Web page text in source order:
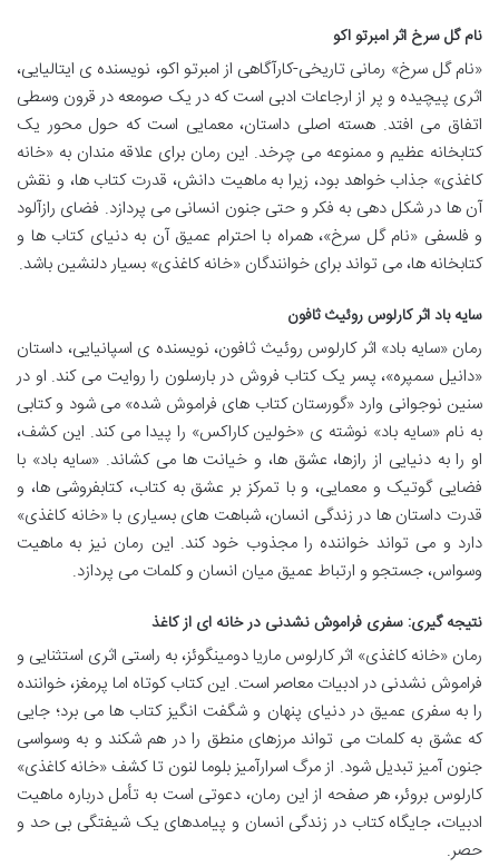
نام گل سرخ اثر امبرتو اکو
«نام گل سرخ» رمانی تاریخی-کارآگاهی از امبرتو اکو، نویسنده ی ایتالیایی،
اثری پیچیده و پر از ارجاعات ادبی است که در یک صومعه در قرون وسطی
اتفاق می افتد. هسته اصلی داستان، معمایی است که حول محور یک
کتابخانه عظیم و ممنوعه می چرخد. این رمان برای علاقه مندان به «خانه
کاغذی» جذاب خواهد بود، زیرا به ماهیت دانش، قدرت کتاب ها، و نقش
آن ها در شکل دهی به فکر و حتی جنون انسانی می پردازد. فضای رازآلود
و فلسفی «نام گل سرخ»، همراه با احترام عمیق آن به دنیای کتاب ها و
کتابخانه ها، می تواند برای خوانندگان «خانه کاغذی» بسیار دلنشین باشد.
سایه باد اثر کارلوس روئیث ثافون
رمان «سایه باد» اثر کارلوس روئیث ثافون، نویسنده ی اسپانیایی، داستان
«دانیل سمپره»، پسر یک کتاب فروش در بارسلون را روایت می کند. او در
سنین نوجوانی وارد «گورستان کتاب های فراموش شده» می شود و کتابی
به نام «سایه باد» نوشته ی «خولین کاراکس» را پیدا می کند. این کشف،
او را به دنیایی از رازها، عشق ها، و خیانت ها می کشاند. «سایه باد» با
فضایی گوتیک و معمایی، و با تمرکز بر عشق به کتاب، کتابفروشی ها، و
قدرت داستان ها در زندگی انسان، شباهت های بسیاری با «خانه کاغذی»
دارد و می تواند خواننده را مجذوب خود کند. این رمان نیز به ماهیت
وسواس، جستجو و ارتباط عمیق میان انسان و کلمات می پردازد.
نتیجه گیری: سفری فراموش نشدنی در خانه ای از کاغذ
رمان «خانه کاغذی» اثر کارلوس ماریا دومینگوئز، به راستی اثری استثنایی و
فراموش نشدنی در ادبیات معاصر است. این کتاب کوتاه اما پرمغز، خواننده
را به سفری عمیق در دنیای پنهان و شگفت انگیز کتاب ها می برد؛ جایی
که عشق به کلمات می تواند مرزهای منطق را در هم شکند و به وسواسی
جنون آمیز تبدیل شود. از مرگ اسرارآمیز بلوما لنون تا کشف «خانه کاغذی»
کارلوس بروئر، هر صفحه از این رمان، دعوتی است به تأمل درباره ماهیت
ادبیات، جایگاه کتاب در زندگی انسان و پیامدهای یک شیفتگی بی حد و
حصر.